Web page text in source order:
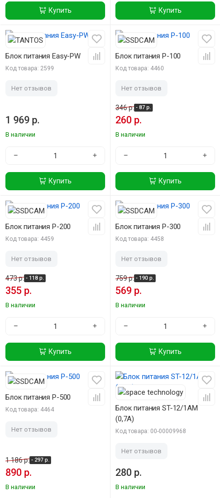
Купить Купить
Блок питания Easy-PW
Код товара: 2599
Нет отзывов
1 969 р.
В наличии
− +
Купить
-25%
Блок питания P-100
Код товара: 4460
Нет отзывов
346 р. - 87 р.
260 р.
В наличии
− +
Купить
-25%
Блок питания P-200
Код товара: 4459
Нет отзывов
473 р. - 118 р.
355 р.
В наличии
− +
Купить
-25%
Блок питания P-300
Код товара: 4458
Нет отзывов
759 р. - 190 р.
569 р.
В наличии
− +
Купить
-25%
Блок питания P-500
Код товара: 4464
Нет отзывов
1 186 р. - 297 р.
890 р.
В наличии
Блок питания ST-12/1AM
(0,7А)
Код товара: 00-00009968
Нет отзывов
280 р.
В наличии